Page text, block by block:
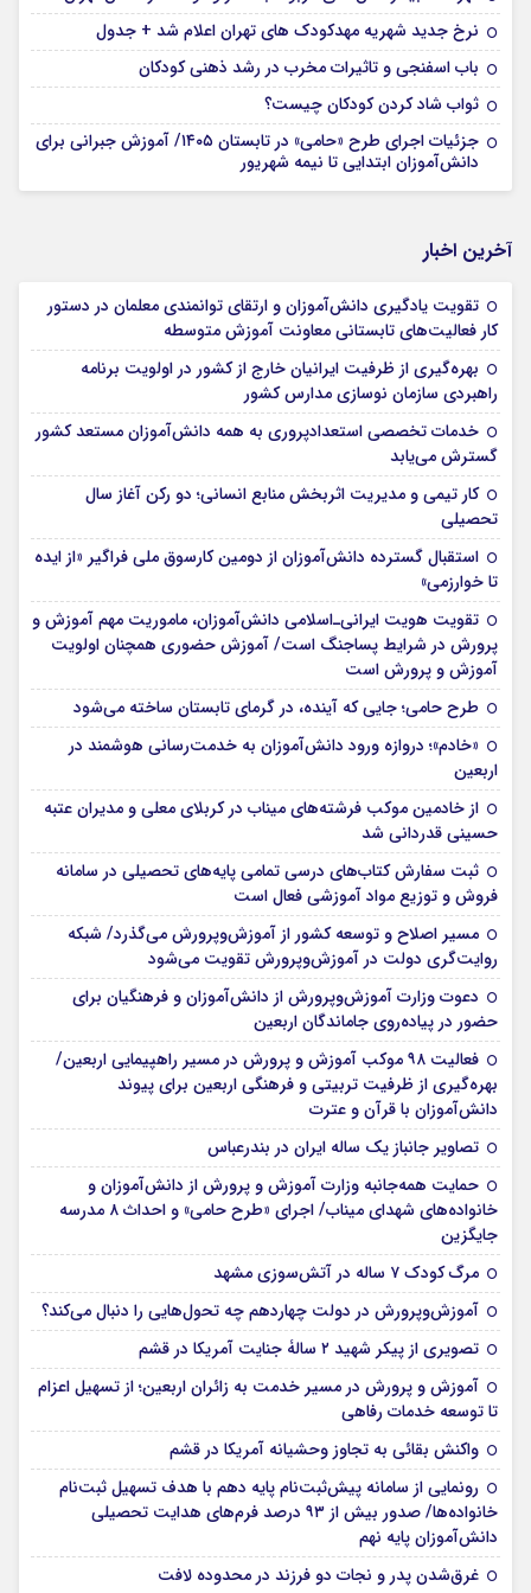
نرخ جدید شهریه مهدکودک های تهران اعلام شد + جدول
باب اسفنجی و تاثیرات مخرب در رشد ذهنی کودکان
ثواب شاد کردن کودکان چیست؟
جزئیات اجرای طرح «حامی» در تابستان ۱۴۰۵/ آموزش جبرانی برای
دانش‌آموزان ابتدایی تا نیمه شهریور
آخرین اخبار
تقویت یادگیری دانش‌آموزان و ارتقای توانمندی معلمان در دستور
کار فعالیت‌های تابستانی معاونت آموزش متوسطه
بهره‌گیری از ظرفیت ایرانیان خارج از کشور در اولویت برنامه
راهبردی سازمان نوسازی مدارس کشور
خدمات تخصصی استعدادپروری به همه دانش‌آموزان مستعد کشور
گسترش می‌یابد
کار تیمی و مدیریت اثربخش منابع انسانی؛ دو رکن آغاز سال
تحصیلی
استقبال گسترده دانش‌آموزان از دومین کارسوق ملی فراگیر «از ایده
تا خوارزمی»
تقویت هویت ایرانی‌ـ‌اسلامی دانش‌آموزان، ماموریت مهم آموزش و
پرورش در شرایط پساجنگ است/ آموزش حضوری همچنان اولویت
آموزش و پرورش است
طرح حامی؛ جایی که آینده، در گرمای تابستان ساخته می‌شود
«خادم»؛ دروازه ورود دانش‌آموزان به خدمت‌رسانی هوشمند در
اربعین
از خادمین موکب فرشته‌های میناب در کربلای معلی و مدیران عتبه
حسینی قدردانی شد
ثبت سفارش کتاب‌های درسی تمامی پایه‌های تحصیلی در سامانه
فروش و توزیع مواد آموزشی فعال است
مسیر اصلاح و توسعه کشور از آموزش‌وپرورش می‌گذرد/ شبکه
روایت‌‌گری دولت در آموزش‌وپرورش تقویت می‌شود
دعوت وزارت آموزش‌وپرورش از دانش‌آموزان و فرهنگیان برای
حضور در پیاده‌روی جاماندگان اربعین
فعالیت ۹۸ موکب آموزش و پرورش در مسیر راهپیمایی اربعین/
بهره‌گیری از ظرفیت تربیتی و فرهنگی اربعین برای پیوند
دانش‌آموزان با قرآن و عترت
تصاویر جانباز یک ساله ایران در بندرعباس
حمایت همه‌جانبه وزارت آموزش و پرورش از دانش‌آموزان و
خانواده‌های شهدای میناب/ اجرای «طرح حامی» و احداث ۸ مدرسه
جایگزین
مرگ کودک ۷ ساله در آتش‌سوزی مشهد
آموزش‌وپرورش در دولت چهاردهم چه تحول‌هایی را دنبال می‌کند؟
تصویری از پیکر شهید ۲ سالۀ جنایت آمریکا در قشم
آموزش و پرورش در مسیر خدمت به زائران اربعین؛ از تسهیل اعزام
تا توسعه خدمات رفاهی
واکنش بقائی به تجاوز وحشیانه آمریکا در قشم
رونمایی از سامانه پیش‌ثبت‌نام پایه دهم با هدف تسهیل ثبت‌نام
خانواده‌ها/ صدور بیش از ۹۳ درصد فرم‌های هدایت تحصیلی
دانش‌آموزان پایه نهم
غرق‌شدن پدر و نجات دو فرزند در محدوده لافت